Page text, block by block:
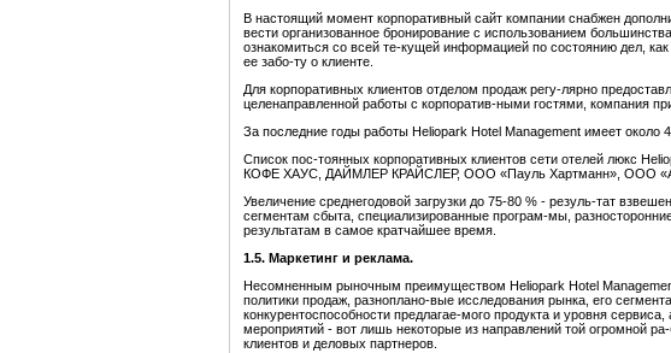
В настоящий момент корпоративный сайт компании снабжен
вести организованное бронирование с использованием
ознакомиться со всей те-кущей информацией по состоянию дел,
ее забо-ту о клиенте.
Для корпоративных клиентов отделом продаж регу-лярно
целенаправленной работы с корпоратив-ными гостями, компания
За последние годы работы Heliopark Hotel Management имеет около
Список пос-тоянных корпоративных клиентов сети отелей
КОФЕ ХАУС, ДАЙМЛЕР КРАЙСЛЕР, ООО «Пауль Хартманн», ООО
Увеличение среднегодовой загрузки до 75-80 % - резуль-тат
сегментам сбыта, специализированные програм-мы,
результатам в самое кратчайшее время.
1.5. Маркетинг и реклама.
Несомненным рыночным преимуществом Heliopark Hotel Management
политики продаж, разноплано-вые исследования рынка, его
конкурентоспособности предлагае-мого продукта и уровня
мероприятий - вот лишь некоторые из направлений той огромной
клиентов и деловых партнеров.